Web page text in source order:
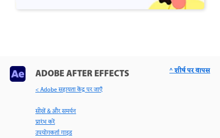
ADOBE AFTER EFFECTS
< Adobe सहायता केंद्र पर जाएँ
सीखें & और समर्थन
प्रारंभ करें
उपयोगकर्ता गाइड
^ शीर्ष पर वापस